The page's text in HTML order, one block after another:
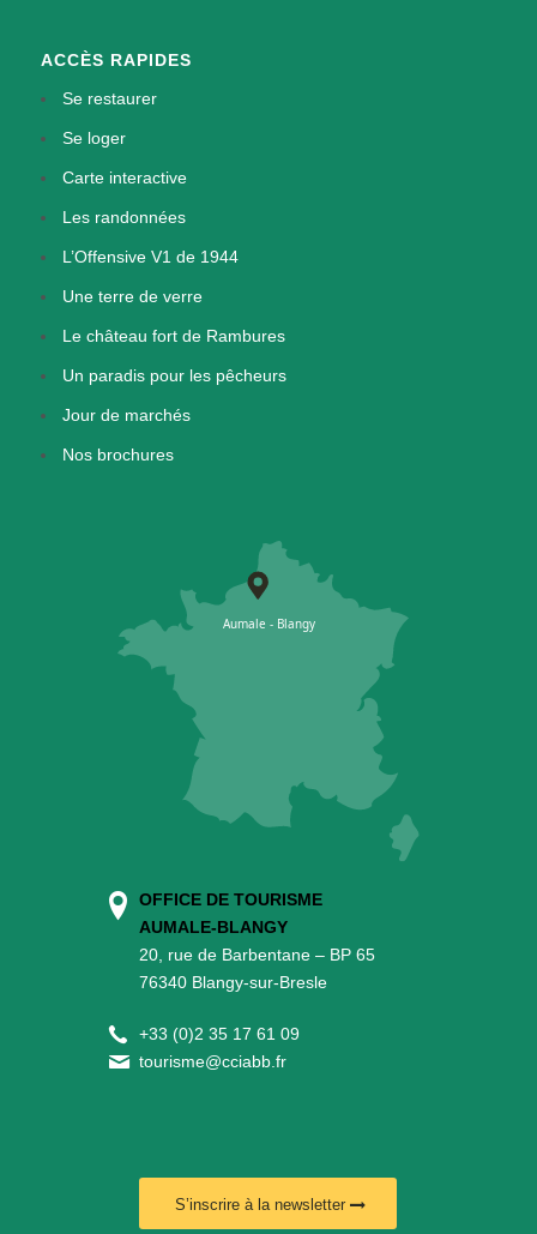
ACCÈS RAPIDES
Se restaurer
Se loger
Carte interactive
Les randonnées
L’Offensive V1 de 1944
Une terre de verre
Le château fort de Rambures
Un paradis pour les pêcheurs
Jour de marchés
Nos brochures
OFFICE DE TOURISME
AUMALE-BLANGY
20, rue de Barbentane – BP 65
76340 Blangy-sur-Bresle
+33 (0)2 35 17 61 09
tourisme@cciabb.fr
S’inscrire à la newsletter